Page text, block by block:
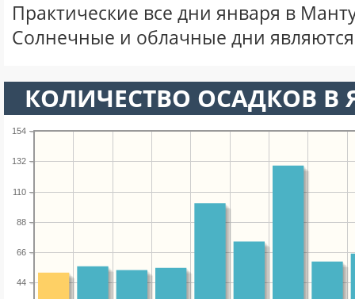
Практические все дни января в
Солнечные и облачные дни
КОЛИЧЕСТВО ОСАДКОВ В
44
66
88
110
132
154